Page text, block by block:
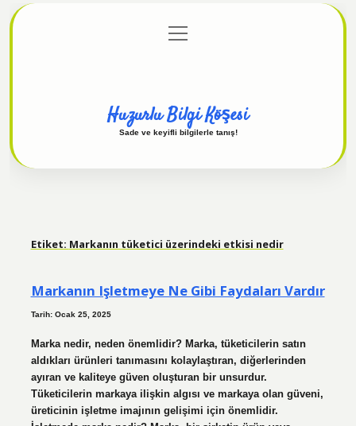
Gizlilik Politikası
menüyü
aç
Huzurlu Bilgi Köşesi
Sade ve keyifli bilgilerle tanış!
Etiket: Markanın tüketici üzerindeki etkisi nedir
Markanın Işletmeye Ne Gibi Faydaları Vardır
Tarih: Ocak 25, 2025
Marka nedir, neden önemlidir? Marka, tüketicilerin satın
aldıkları ürünleri tanımasını kolaylaştıran, diğerlerinden
ayıran ve kaliteye güven oluşturan bir unsurdur.
Tüketicilerin markaya ilişkin algısı ve markaya olan güveni,
üreticinin işletme imajının gelişimi için önemlidir.